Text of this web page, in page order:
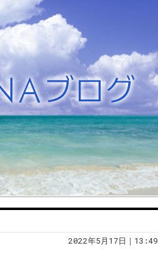
2022年5月17日｜13:49